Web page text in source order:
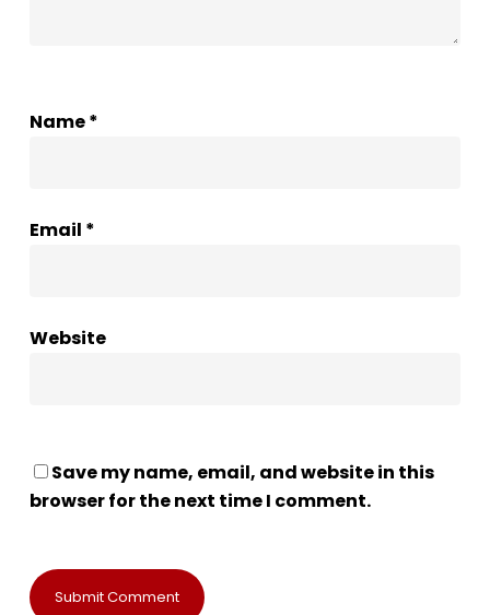
Name*
Email *
Website
Save my name, email, and website in this
browser for the next time I comment.